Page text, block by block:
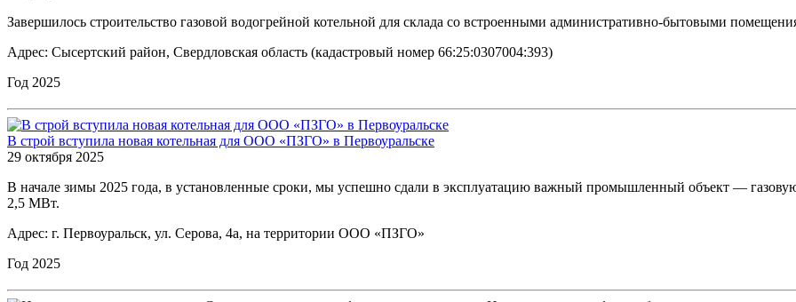
Завершилось строительство газовой водогрейной котельной для склада со встроенными административно-бытовыми
Адрес: Сысертский район, Свердловская область (кадастровый номер 66:25:0307004:393)
Год 2025
В строй вступила новая котельная для ООО «ПЗГО» в Первоуральске
29 октября 2025
В начале зимы 2025 года, в установленные сроки, мы успешно сдали в эксплуатацию важный промышленный объект —
2,5 МВт.
Адрес: г. Первоуральск, ул. Серова, 4а, на территории ООО «ПЗГО»
Год 2025